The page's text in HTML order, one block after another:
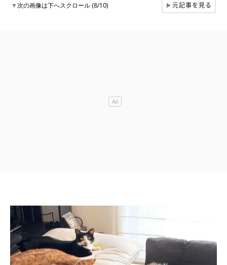
▼次の画像は下へスクロール (8/10) ▶元記事を見る